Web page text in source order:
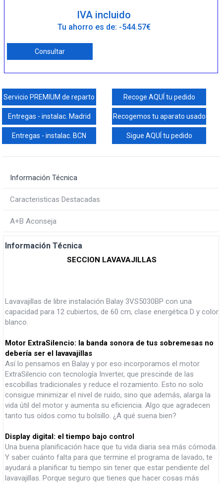
IVA incluido
Tu ahorro es de: -544.57€
Consultar
Servicio PREMIUM de reparto Recoge AQUÍ tu pedido
Entregas - instalac. Madrid Recogemos tu aparato usado
Entregas - instalac. BCN Sigue AQUÍ tu pedido
Información Técnica
Caracteristicas Destacadas
A+B Aconseja
Información Técnica
SECCION LAVAVAJILLAS
Lavavajillas de libre instalación Balay 3VS5030BP con una
capacidad para 12 cubiertos, de 60 cm, clase energética D y color
blanco.
Motor ExtraSilencio: la banda sonora de tus sobremesas no
debería ser el lavavajillas
Así lo pensamos en Balay y por eso incorporamos el motor
ExtraSilencio con tecnología Inverter, que prescinde de las
escobillas tradicionales y reduce el rozamiento. Esto no solo
consigue minimizar el nivel de ruido, sino que además, alarga la
vida útil del motor y aumenta su eficiencia. Algo que agradecen
tanto tus oídos como tu bolsillo. ¿A qué suena bien?
Display digital: el tiempo bajo control
Una buena planificación hace que tu vida diaria sea más cómoda.
Y saber cuánto falta para que termine el programa de lavado, te
ayudará a planificar tu tiempo sin tener que estar pendiente del
lavavajillas. Porque seguro que tienes que hacer cosas más